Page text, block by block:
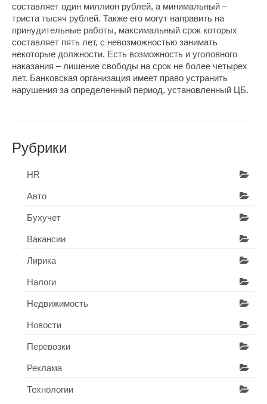
составляет один миллион рублей, а минимальный –
триста тысяч рублей. Также его могут направить на
принудительные работы, максимальный срок которых
составляет пять лет, с невозможностью занимать
некоторые должности. Есть возможность и уголовного
наказания – лишение свободы на срок не более четырех
лет. Банковская организация имеет право устранить
нарушения за определенный период, установленный ЦБ.
Рубрики
HR
Авто
Бухучет
Вакансии
Лирика
Налоги
Недвижимость
Новости
Перевозки
Реклама
Технологии